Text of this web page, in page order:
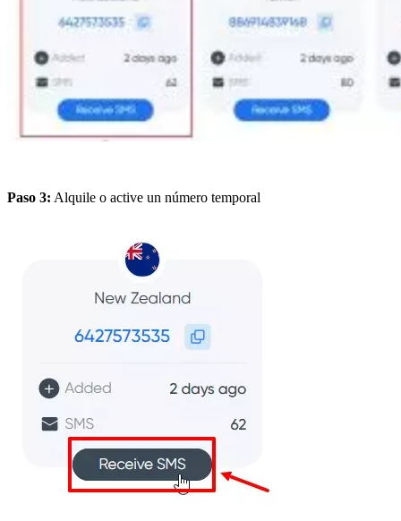
Paso 3: Alquile o active un número temporal